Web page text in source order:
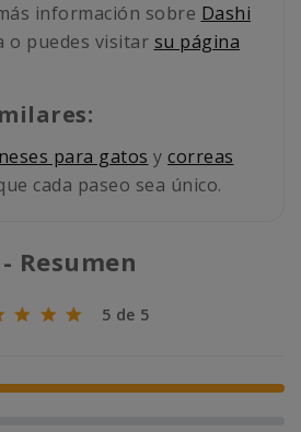
información sobre Dashi
o puedes visitar su página
para gatos y correas
cada paseo sea único.
Resumen
5 de 5
100% (1)